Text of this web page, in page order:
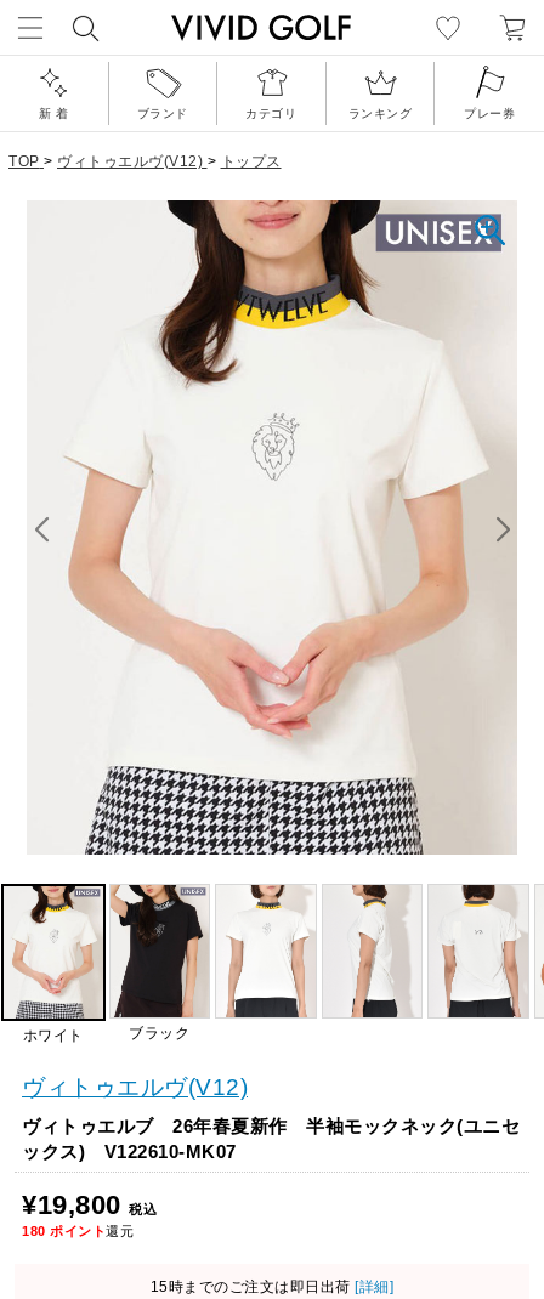
新 着 ブランド カテゴリ ランキング プレー券
TOP > ヴィトゥエルヴ(V12) > トップス
ホワイト ブラック
ヴィトゥエルヴ(V12)
ヴィトゥエルブ 26年春夏新作 半袖モックネック(ユニセ
ックス) V122610-MK07
¥19,800 税込
180 ポイント還元
15時までのご注文は即日出荷 [詳細]